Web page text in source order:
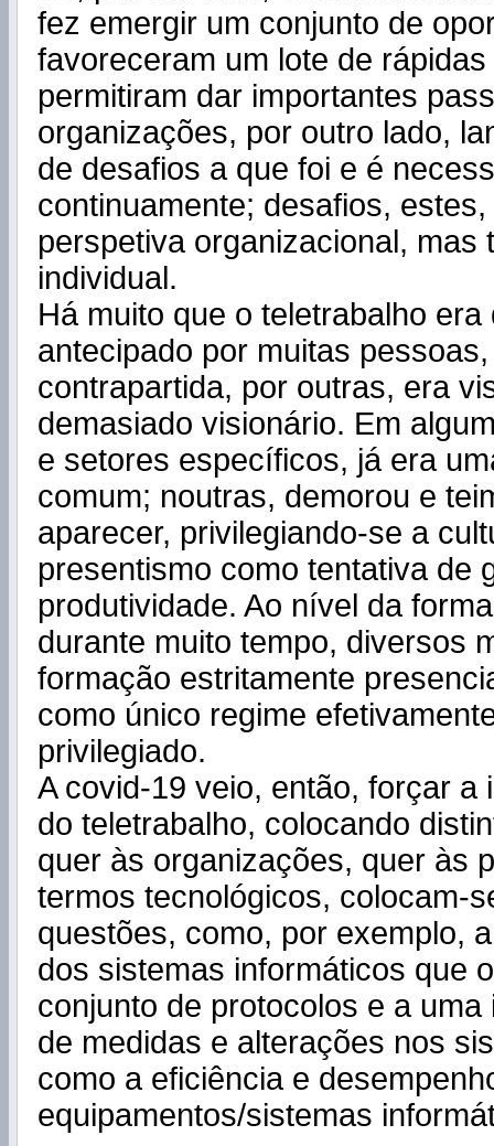
fez emergir um conjunto de
favoreceram um lote de
permitiram dar importantes
organizações, por outro lado,
de desafios a que foi e é
continuamente; desafios,
perspetiva organizacional, mas
individual.
Há muito que o teletrabalho era
antecipado por muitas
contrapartida, por outras, era
demasiado visionário. Em
e setores específicos, já era
comum; noutras, demorou e
aparecer, privilegiando-se a
presentismo como tentativa de
produtividade. Ao nível da
durante muito tempo, diversos
formação estritamente
como único regime
privilegiado.
A covid-19 veio, então, forçar a
do teletrabalho, colocando
quer às organizações, quer às
termos tecnológicos, colocam-
questões, como, por exemplo,
dos sistemas informáticos que
conjunto de protocolos e a uma
de medidas e alterações nos
como a eficiência e
equipamentos/sistemas